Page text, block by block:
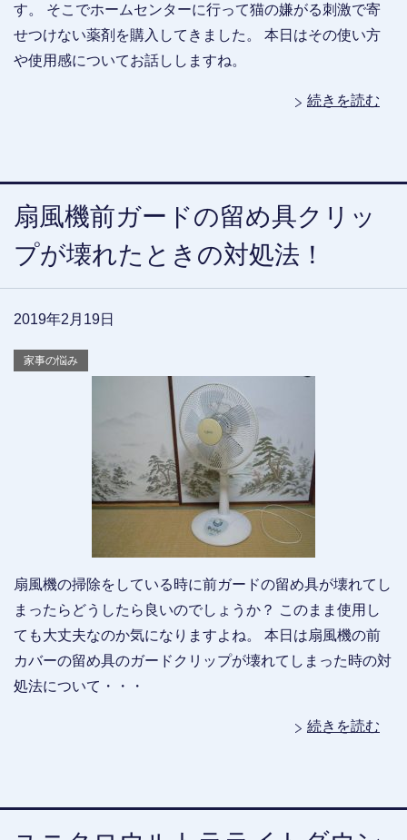
す。 そこでホームセンターに行って猫の嫌がる刺激で寄
せつけない薬剤を購入してきました。 本日はその使い方
や使用感についてお話ししますね。
続きを読む
扇風機前ガードの留め具クリッ
プが壊れたときの対処法！
2019年2月19日
家事の悩み
扇風機の掃除をしている時に前ガードの留め具が壊れてし
まったらどうしたら良いのでしょうか？ このまま使用し
ても大丈夫なのか気になりますよね。 本日は扇風機の前
カバーの留め具のガードクリップが壊れてしまった時の対
処法について・・・
続きを読む